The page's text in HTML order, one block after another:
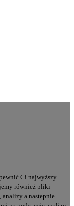
Ci najwyższy
również pliki
analizy a nastepnie